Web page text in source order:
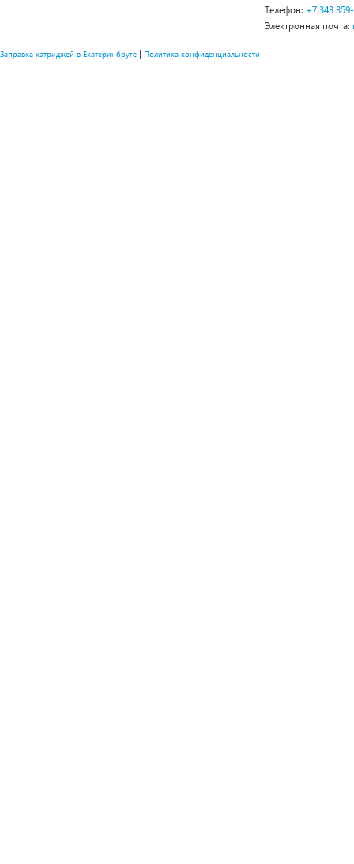
Телефон: +7 343
Электронная почта:
Заправка катриджей в Екатеринбруге | Политика конфиденциальности